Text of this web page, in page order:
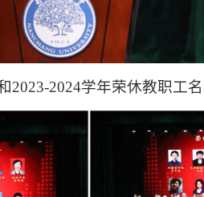
2024学年荣休教职工名